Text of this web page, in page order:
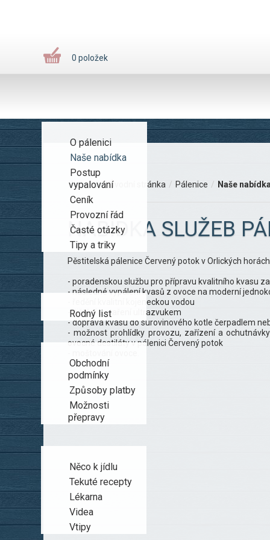
0 položek
O pálenici
Naše nabídka
Postup
vypalování
Ceník
Provozní řád
Časté otázky
Tipy a triky
Rodný list
Obchodní
podmínky
Způsoby platby
Možnosti
přepravy
Něco k jídlu
Tekuté recepty
Lékarna
Videa
Vtipy
Jste zde:Úvodní stránka / Pálenice / Naše
NABÍDKA SLUŽEB
Pěstitelská pálenice Červený potok v Orlických
- poradenskou službu pro přípravu kvalitního kvasu
- následné vypálení kvasů z ovoce na moderní
- ředění kvalitní kojeneckou vodou
- čištění a staření ultrazvukem
- doprava kvasu do surovinového kotle čerpadlem
- možnost prohlídky provozu, zařízení a
ovocné destiláty v pálenici Červený potok